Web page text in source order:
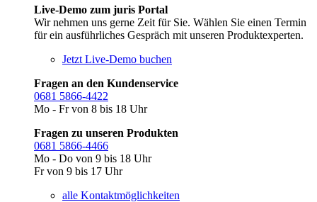
Live-Demo zum juris Portal
Wir nehmen uns gerne Zeit für Sie. Wählen Sie einen Termin
für ein ausführliches Gespräch mit unseren Produktexperten.
Jetzt Live-Demo buchen
Fragen an den Kundenservice
0681 5866-4422
Mo - Fr von 8 bis 18 Uhr
Fragen zu unseren Produkten
0681 5866-4466
Mo - Do von 9 bis 18 Uhr
Fr von 9 bis 17 Uhr
alle Kontaktmöglichkeiten